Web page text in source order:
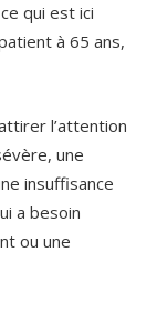
qui est ici
à 65 ans,
l’attention
une
insuffisance
a besoin
ou une